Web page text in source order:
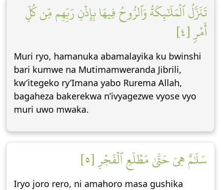
تَنَزَّلُ ٱلۡمَلَٰٓئِكَةُ وَٱلرُّوحُ فِيهَا بِإِذۡنِ رَبِّهِم مِّن كُلِّ
أَمۡرٖ [٤]
Muri ryo, hamanuka abamalayika ku bwinshi
bari kumwe na Mutimamweranda Jibrili,
kw’itegeko ry’Imana yabo Rurema Allah,
bagaheza bakerekwa n’ivyagezwe vyose vyo
muri uwo mwaka.
سَلَٰمٌ هِيَ حَتَّىٰ مَطۡلَعِ ٱلۡفَجۡرِ [٥]
Iryo joro rero, ni amahoro masa gushika